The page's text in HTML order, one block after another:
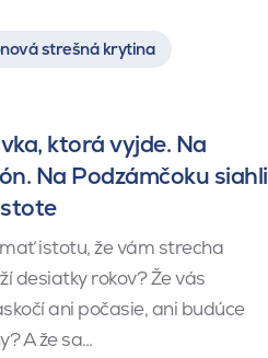
strešná krytina
ktorá vyjde. Na
Na Podzámčoku siahli
istotu, že vám strecha
desiatky rokov? Že vás
ani počasie, ani budúce
A že sa…